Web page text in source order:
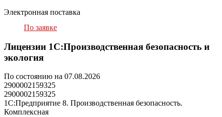
Электронная поставка
По заявке
Лицензии 1С:Производственная безопасность и
экология
По состоянию на 07.08.2026
2900002159325
2900002159325
1С:Предприятие 8. Производственная безопасность.
Комплексная